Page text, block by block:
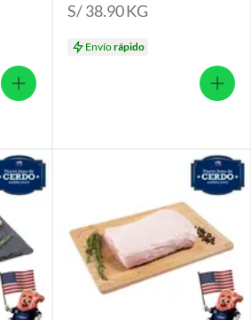
S/ 38.90KG
Envíorápido